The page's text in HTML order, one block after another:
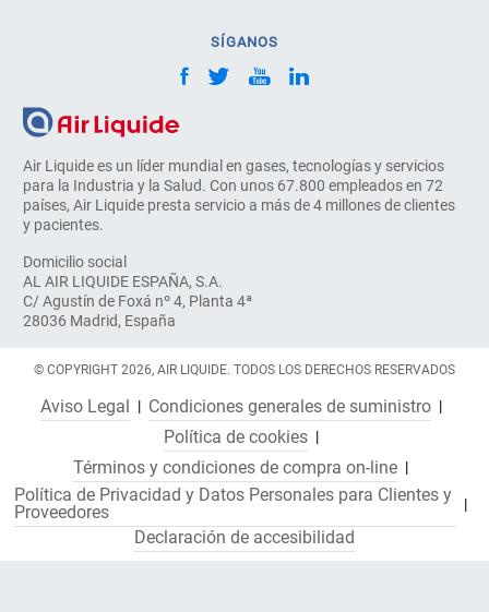
Air Liquide es un líder mundial en gases, tecnologías y servicios
para la Industria y la Salud. Con unos 67.800 empleados en 72
países, Air Liquide presta servicio a más de 4 millones de clientes
y pacientes.
Domicilio social
AL AIR LIQUIDE ESPAÑA, S.A.
C/ Agustín de Foxá nº 4, Planta 4ª
28036 Madrid, España
SÍGANOS
© COPYRIGHT 2026, AIR LIQUIDE. TODOS LOS DERECHOS RESERVADOS
Aviso Legal
Condiciones generales de suministro
Política de cookies
Términos y condiciones de compra on-line
Política de Privacidad y Datos Personales para Clientes y
Proveedores
Declaración de accesibilidad